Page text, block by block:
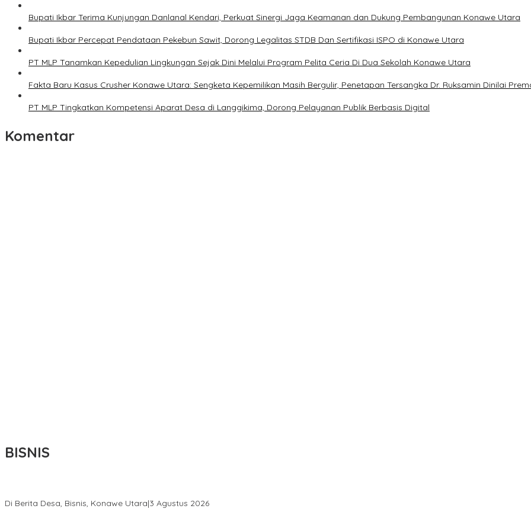
Bupati Ikbar Terima Kunjungan Danlanal Kendari, Perkuat Sinergi Jaga Keamanan dan Dukung Pembangunan Konawe Utara
Bupati Ikbar Percepat Pendataan Pekebun Sawit, Dorong Legalitas STDB Dan Sertifikasi ISPO di Konawe Utara
PT MLP Tanamkan Kepedulian Lingkungan Sejak Dini Melalui Program Pelita Ceria Di Dua Sekolah Konawe Utara
Fakta Baru Kasus Crusher Konawe Utara: Sengketa Kepemilikan Masih Bergulir, Penetapan Tersangka Dr. Ruksamin Dinilai
PT MLP Tingkatkan Kompetensi Aparat Desa di Langgikima, Dorong Pelayanan Publik Berbasis Digital
Komentar
BISNIS
Di Berita Desa, Bisnis, Konawe Utara|3 Agustus 2026